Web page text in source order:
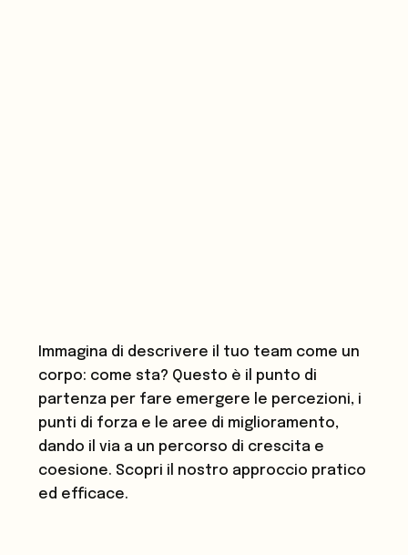
Immagina di descrivere il tuo team come un
corpo: come sta? Questo è il punto di
partenza per fare emergere le percezioni, i
punti di forza e le aree di miglioramento,
dando il via a un percorso di crescita e
coesione. Scopri il nostro approccio pratico
ed efficace.